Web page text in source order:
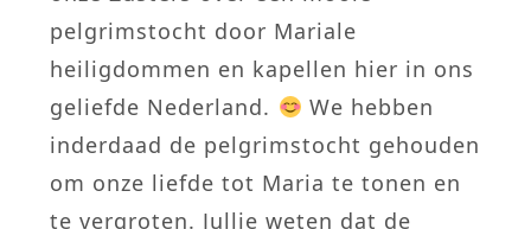
pelgrimstocht door Mariale
heiligdommen en kapellen hier in ons
geliefde Nederland.
We hebben
inderdaad de pelgrimstocht gehouden
om onze liefde tot Maria te tonen en
te vergroten. Jullie weten dat de